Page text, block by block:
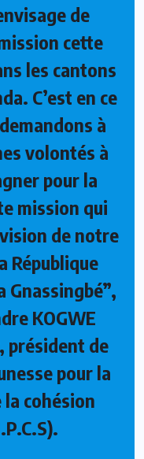
de
cette
les cantons
C’est en ce
à
volontés à
pour la
mission qui
de notre
République
Gnassingbé”,
KOGWE
président de
pour la
cohésion